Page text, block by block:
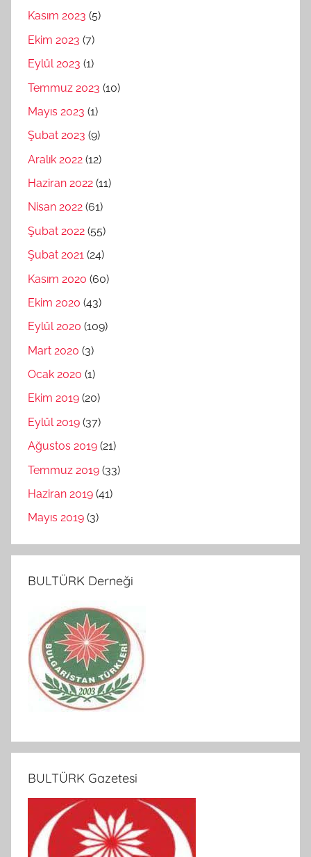
Kasım 2023 (5)
Ekim 2023 (7)
Eylül 2023 (1)
Temmuz 2023 (10)
Mayıs 2023 (1)
Şubat 2023 (9)
Aralık 2022 (12)
Haziran 2022 (11)
Nisan 2022 (61)
Şubat 2022 (55)
Şubat 2021 (24)
Kasım 2020 (60)
Ekim 2020 (43)
Eylül 2020 (109)
Mart 2020 (3)
Ocak 2020 (1)
Ekim 2019 (20)
Eylül 2019 (37)
Ağustos 2019 (21)
Temmuz 2019 (33)
Haziran 2019 (41)
Mayıs 2019 (3)
BULTÜRK Derneği
BULTÜRK Gazetesi